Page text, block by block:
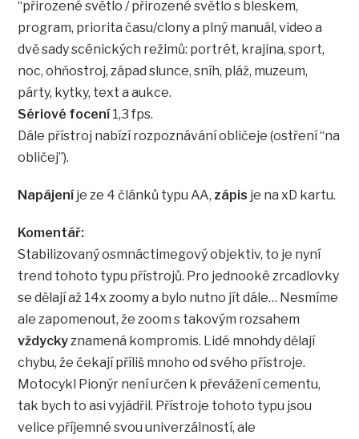
“přirozené světlo / přirozené světlo s bleskem,
program, priorita času/clony a plný manuál, video a
dvě sady scénických režimů: portrét, krajina, sport,
noc, ohňostroj, západ slunce, sníh, pláž, muzeum,
párty, kytky, text a aukce.
Sériové focení1,3 fps.
Dále přístroj nabízí rozpoznávání obličeje (ostření “na
obličej”).
Napájeníje ze 4 článků typu AA, zápis je na xD kartu.
Komentář:
Stabilizovaný osmnáctimegový objektiv, to je nyní
trend tohoto typu přístrojů. Pro jednooké zrcadlovky
se dělají až 14x zoomy a bylo nutno jít dále… Nesmíme
ale zapomenout, že zoom s takovým rozsahem
vždyckyznamená kompromis. Lidé mnohdy dělají
chybu, že čekají příliš mnoho od svého přístroje.
Motocykl Pionýr není určen k převážení cementu,
tak bych to asi vyjádřil. Přístroje tohoto typu jsou
velice příjemné svou univerzálností, ale